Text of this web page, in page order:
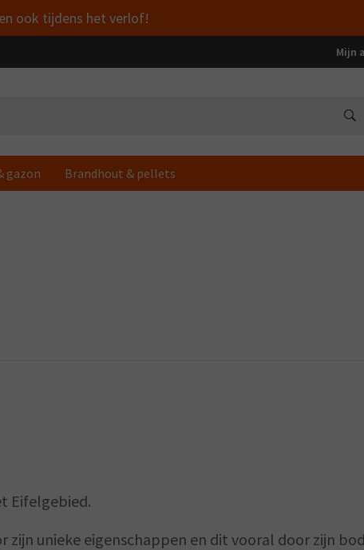
ook tijdens het verlof!
Mijn
gazon Brandhout & pellets
Eifelgebied.
unieke eigenschappen en dit vooral door zijn